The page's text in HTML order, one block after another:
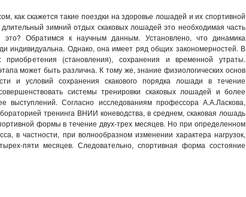
как скажется такие поездки на здоровье лошадей и их спортивной
зимний отдых скаковых лошадей это необходимая часть
это? Обратимся к научным данным. Установлено, что динамика
индивидуальна. Однако, она имеет ряд общих закономерностей. В
(становления), сохранения и временной утраты.
может быть различна. К тому же, знание физиологических основ
и условий сохранения скакового порядка лошади в течение
системы тренировки скаковых лошадей и более
выступлений. Согласно исследованиям профессора А.А.Ласкова,
тренинга ВНИИ коневодства, в среднем, скаковая лошадь
формы в течение двух-трех месяцев. Но при определенном
в частности, при волнообразном изменении характера нагрузок,
пяти месяцев. Следовательно, спортивная форма состояние